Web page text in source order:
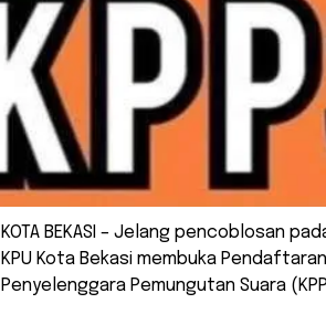
KOTA BEKASI – Jelang pencoblosan
KPU Kota Bekasi membuka
Penyelenggara Pemungutan Suara